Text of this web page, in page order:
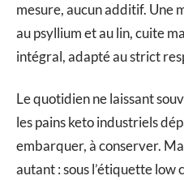
mesure, aucun additif. Une
au psyllium et au lin, cuite
intégral, adapté au strict
Le quotidien ne laissant
les pains keto industriels
embarquer, à conserver.
autant : sous l’étiquette low